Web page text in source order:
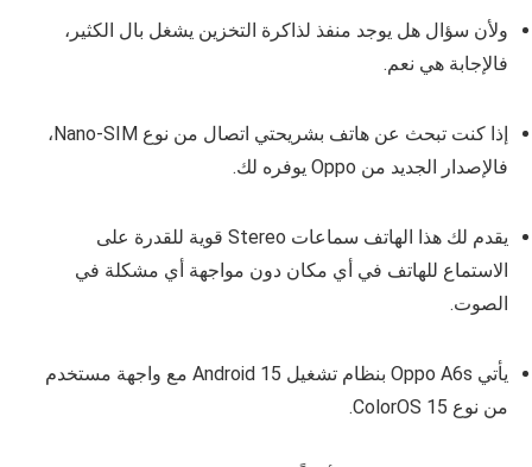
ولأن سؤال هل يوجد منفذ لذاكرة التخزين يشغل بال الكثير،
فالإجابة هي نعم.
إذا كنت تبحث عن هاتف بشريحتي اتصال من نوع Nano‑SIM،
فالإصدار الجديد من Oppo يوفره لك.
يقدم لك هذا الهاتف سماعات Stereo قوية للقدرة على
الاستماع للهاتف في أي مكان دون مواجهة أي مشكلة في
الصوت.
يأتي Oppo A6s بنظام تشغيل Android 15 مع واجهة مستخدم
من نوع ColorOS 15.